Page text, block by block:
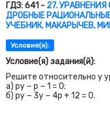
ГДЗ: 641 - 27. УРАВНЕНИЯ
ДРОБНЫЕ
УЧЕБНИК. МАКАРЫЧЕВ,
Условие(я):
Условие(я) задания(й):
Решите относительно y
а) py − p − 1 = 0;
б) py − 3y − 4p +12 = 0.